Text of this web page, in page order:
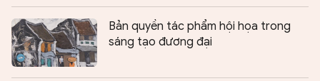
Bản quyền tác phẩm hội họa trong
sáng tạo đương đại